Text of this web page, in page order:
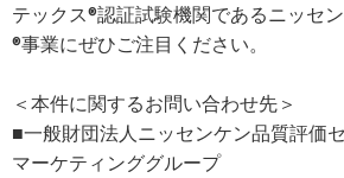
テックス®認証試験機関であるニッセ
®事業にぜひご注目ください。
＜本件に関するお問い合わせ先＞
■一般財団法人ニッセンケン品質評価
マーケティンググループ